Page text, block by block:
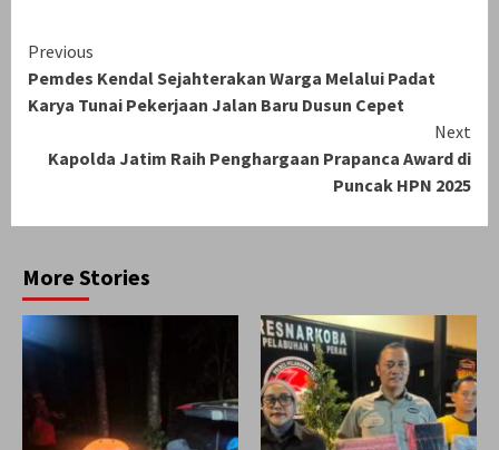
Continue
Reading
Previous
Pemdes Kendal Sejahterakan Warga Melalui Padat
Karya Tunai Pekerjaan Jalan Baru Dusun Cepet
Next
Kapolda Jatim Raih Penghargaan Prapanca Award di
Puncak HPN 2025
More Stories